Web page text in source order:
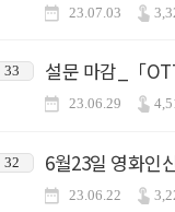
23.07.03
33 설문 마감_「
23.06.29
32 6월23일 영화인
23.06.22